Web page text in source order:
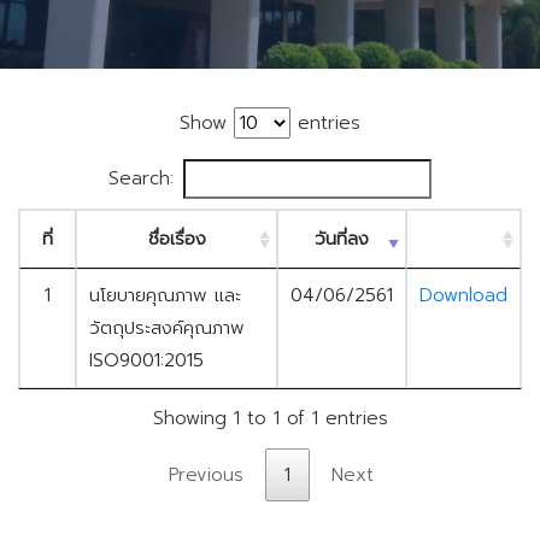
Show entries
Search:
ที่ ชื่อเรื่อง วันที่ลง
1
นโยบายคุณภาพ และ
วัตถุประสงค์คุณภาพ
ISO9001:2015
04/06/2561 Download
Showing 1 to 1 of 1 entries
Previous 1 Next